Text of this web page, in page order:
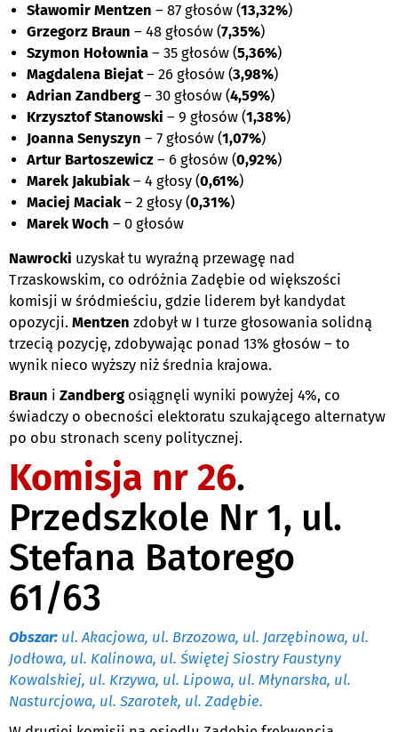
Sławomir Mentzen – 87 głosów (13,32%)
Grzegorz Braun – 48 głosów (7,35%)
Szymon Hołownia – 35 głosów (5,36%)
Magdalena Biejat– 26 głosów (3,98%)
Adrian Zandberg – 30 głosów (4,59%)
Krzysztof Stanowski – 9 głosów (1,38%)
Joanna Senyszyn – 7 głosów (1,07%)
Artur Bartoszewicz – 6 głosów (0,92%)
Marek Jakubiak – 4 głosy (0,61%)
Maciej Maciak – 2 głosy (0,31%)
Marek Woch – 0 głosów
Nawrocki uzyskał tu wyraźną przewagę nad
Trzaskowskim, co odróżnia Zadębie od większości
komisji w śródmieściu, gdzie liderem był kandydat
opozycji. Mentzen zdobył w I turze głosowania solidną
trzecią pozycję, zdobywając ponad 13% głosów – to
wynik nieco wyższy niż średnia krajowa.
Braun i Zandberg osiągnęli wyniki powyżej 4%, co
świadczy o obecności elektoratu szukającego alternatyw
po obu stronach sceny politycznej.
Komisja nr 26.
Przedszkole Nr 1, ul.
Stefana Batorego
61/63
Obszar: ul. Akacjowa, ul. Brzozowa, ul. Jarzębinowa, ul.
Jodłowa, ul. Kalinowa, ul. Świętej Siostry Faustyny
Kowalskiej, ul. Krzywa, ul. Lipowa, ul. Młynarska, ul.
Nasturcjowa, ul. Szarotek, ul. Zadębie.